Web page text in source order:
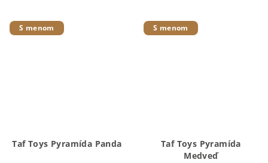
S menom
Taf Toys Pyramída Panda
S menom
Taf Toys Pyramída
Medveď